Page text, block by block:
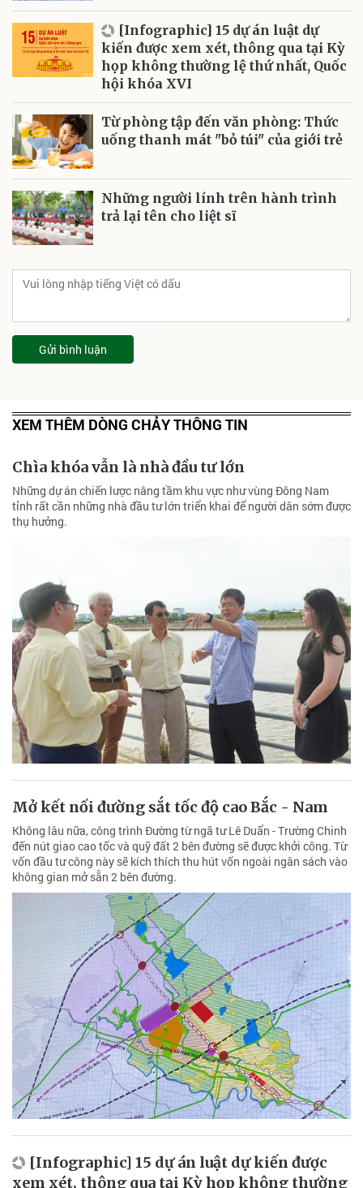
[Infographic] 15 dự án luật dự
kiến được xem xét, thông qua tại Kỳ
họp không thường lệ thứ nhất, Quốc
hội khóa XVI
Từ phòng tập đến văn phòng: Thức
uống thanh mát "bỏ túi" của giới trẻ
Những người lính trên hành trình
trả lại tên cho liệt sĩ
Gửi bình luận
XEM THÊM DÒNG CHẢY THÔNG TIN
Chìa khóa vẫn là nhà đầu tư lớn
Những dự án chiến lược nâng tầm khu vực như vùng Đông Nam
tỉnh rất cần những nhà đầu tư lớn triển khai để người dân sớm được
thụ hưởng.
Mở kết nối đường sắt tốc độ cao Bắc - Nam
Không lâu nữa, công trình Đường từ ngã tư Lê Duẩn - Trường Chinh
đến nút giao cao tốc và quỹ đất 2 bên đường sẽ được khởi công. Từ
vốn đầu tư công này sẽ kích thích thu hút vốn ngoài ngân sách vào
không gian mở sẵn 2 bên đường.
[Infographic] 15 dự án luật dự kiến được
xem xét, thông qua tại Kỳ họp không thường